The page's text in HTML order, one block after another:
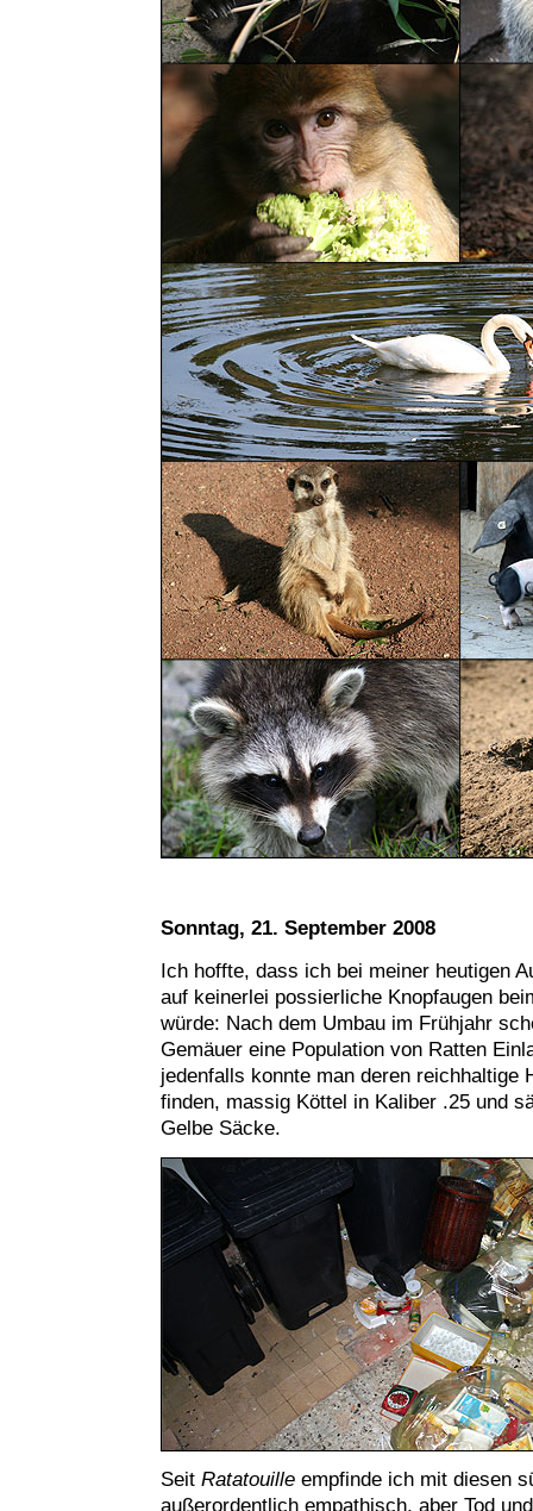
Sonntag, 21. September 2008
Ich hoffte, dass ich bei meiner heutigen
auf keinerlei possierliche Knopfaugen
würde: Nach dem Umbau im Frühjahr
Gemäuer eine Population von Ratten
jedenfalls konnte man deren reichhaltige
finden, massig Köttel in Kaliber .25 und
Gelbe Säcke.
Seit Ratatouilleempfinde ich mit diesen
außerordentlich empathisch, aber Tod